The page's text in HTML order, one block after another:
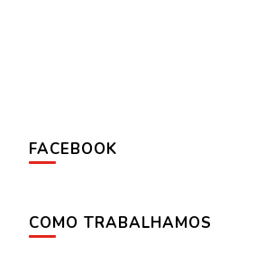
FACEBOOK
COMO TRABALHAMOS